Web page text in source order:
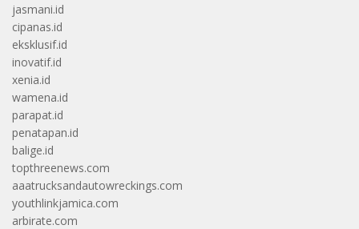
jasmani.id
cipanas.id
eksklusif.id
inovatif.id
xenia.id
wamena.id
parapat.id
penatapan.id
balige.id
topthreenews.com
aaatrucksandautowreckings.com
youthlinkjamica.com
arbirate.com